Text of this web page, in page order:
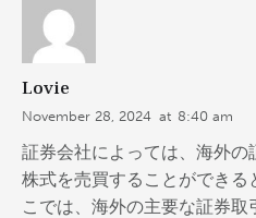
Lovie
November 28, 2024 at 8:40 am
証券会社によっては、海外の
株式を売買することができる
こでは、海外の主要な証券